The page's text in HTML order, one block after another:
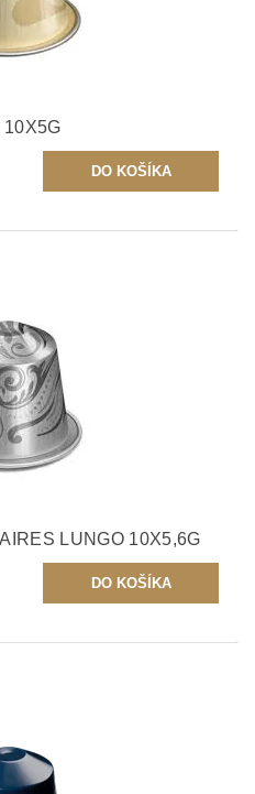
10X5G
LUNGO 10X5,6G